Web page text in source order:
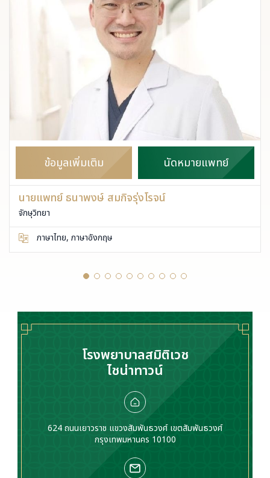
ข้อมูลเพิ่มเติม นัดหมายแพทย์
นายแพทย์ ธนาพงษ์ สมกิจรุ่งโรจน์
จักษุวิทยา
ภาษาไทย, ภาษาอังกฤษ
โรงพยาบาลสมิติเวช
ไชน่าทาวน์
624 ถนนเยาวราช แขวงสัมพันธวงศ์ เขตสัมพันธวงศ์
กรุงเทพมหานคร 10100